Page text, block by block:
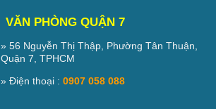
VĂN PHÒNG QUẬN 7
» 56 Nguyễn Thị Thập, Phường Tân Thuận,
Quận 7, TPHCM
» Điện thoại : 0907 058 088